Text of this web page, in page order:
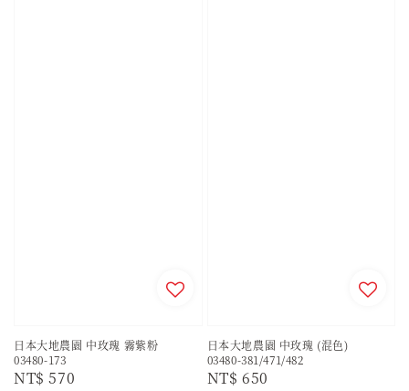
日本大地農園 中玫瑰 霧紫粉
03480-173
Regular
NT$ 570
日本大地農園 中玫瑰 (混色)
03480-381/471/482
Regular
NT$ 650